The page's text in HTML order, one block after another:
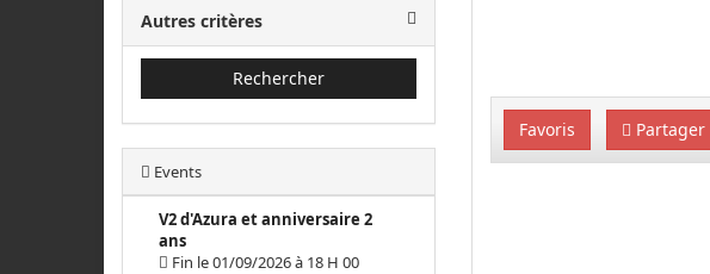
Autres critères
Rechercher
Events
V2 d'Azura et anniversaire 2
ans
Fin le 01/09/2026 à 18 H 00
Favoris Partager